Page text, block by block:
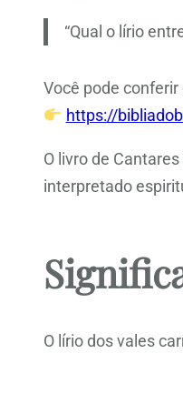
“Qual o lírio
Você pode
https://
O livro de
interpretado
O lírio dos vales